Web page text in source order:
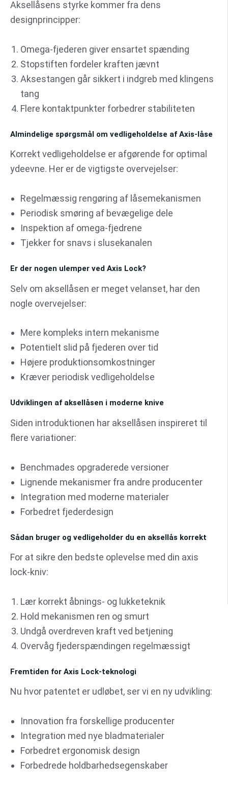
Aksellåsens styrke kommer fra dens
designprincipper:
Omega-fjederen giver ensartet spænding
Stopstiften fordeler kraften jævnt
Aksestangen går sikkert i indgreb med klingens
tang
Flere kontaktpunkter forbedrer stabiliteten
Almindelige spørgsmål om vedligeholdelse af Axis-låse
Korrekt vedligeholdelse er afgørende for optimal
ydeevne. Her er de vigtigste overvejelser:
Regelmæssig rengøring af låsemekanismen
Periodisk smøring af bevægelige dele
Inspektion af omega-fjedrene
Tjekker for snavs i slusekanalen
Er der nogen ulemper ved Axis Lock?
Selv om aksellåsen er meget velanset, har den
nogle overvejelser:
Mere kompleks intern mekanisme
Potentielt slid på fjederen over tid
Højere produktionsomkostninger
Kræver periodisk vedligeholdelse
Udviklingen af aksellåsen i moderne knive
Siden introduktionen har aksellåsen inspireret til
flere variationer:
Benchmades opgraderede versioner
Lignende mekanismer fra andre producenter
Integration med moderne materialer
Forbedret fjederdesign
Sådan bruger og vedligeholder du en aksellås korrekt
For at sikre den bedste oplevelse med din axis
lock-kniv:
Lær korrekt åbnings- og lukketeknik
Hold mekanismen ren og smurt
Undgå overdreven kraft ved betjening
Overvåg fjederspændingen regelmæssigt
Fremtiden for Axis Lock-teknologi
Nu hvor patentet er udløbet, ser vi en ny udvikling:
Innovation fra forskellige producenter
Integration med nye bladmaterialer
Forbedret ergonomisk design
Forbedrede holdbarhedsegenskaber